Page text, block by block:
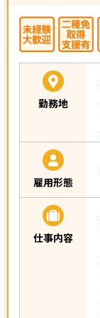
勤務地
雇用形態
仕事内容